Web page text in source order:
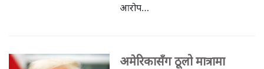
आरोप…
अमेरिकासँग ठूलो मात्रामा